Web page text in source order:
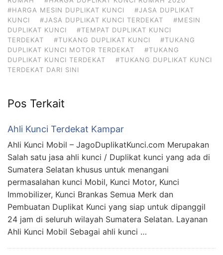
#HARGA MESIN DUPLIKAT KUNCI
#JASA DUPLIKAT
KUNCI
#JASA DUPLIKAT KUNCI TERDEKAT
#MESIN
DUPLIKAT KUNCI
#TEMPAT DUPLIKAT KUNCI
TERDEKAT
#TUKANG DUPLIKAT KUNCI
#TUKANG
DUPLIKAT KUNCI MOTOR TERDEKAT
#TUKANG
DUPLIKAT KUNCI TERDEKAT
#TUKANG DUPLIKAT KUNCI
TERDEKAT DARI SINI
Pos Terkait
Ahli Kunci Terdekat Kampar
Ahli Kunci Mobil – JagoDuplikatKunci.com Merupakan
Salah satu jasa ahli kunci / Duplikat kunci yang ada di
Sumatera Selatan khusus untuk menangani
permasalahan kunci Mobil, Kunci Motor, Kunci
Immobilizer, Kunci Brankas Semua Merk dan
Pembuatan Duplikat Kunci yang siap untuk dipanggil
24 jam di seluruh wilayah Sumatera Selatan. Layanan
Ahli Kunci Mobil Sebagai ahli kunci …